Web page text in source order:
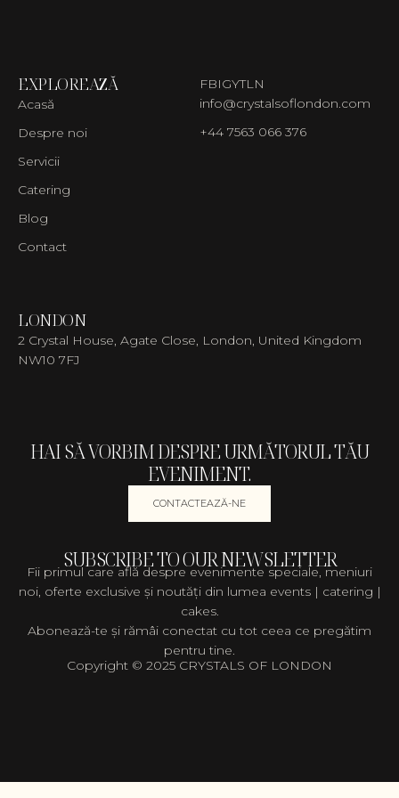
EXPLOREAZĂ
Acasă
Despre noi
Servicii
Catering
Blog
Contact
FBIGYTLN
info@crystalsoflondon.com
+44 7563 066 376
LONDON
2 Crystal House, Agate Close, London, United Kingdom
NW10 7FJ
HAI SĂ VORBIM DESPRE URMĂTORUL TĂU
EVENIMENT.
CONTACTEAZĂ-NE
SUBSCRIBE TO OUR NEWSLETTER
Fii primul care află despre evenimente speciale, meniuri
noi, oferte exclusive și noutăți din lumea events | catering |
cakes.
Abonează-te și rămâi conectat cu tot ceea ce pregătim
pentru tine.
Copyright © 2025 CRYSTALS OF LONDON